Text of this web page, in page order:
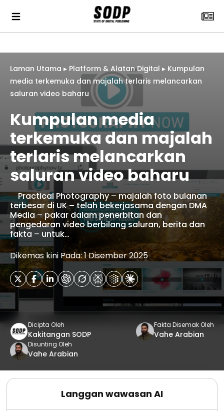
Laman Utama ▸ Platform & Alatan Digital ▸ Kumpulan
media terkemuka dan majalah terlaris melancarkan
saluran video baharu
Kumpulan media
terkemuka dan majalah
terlaris melancarkan
saluran video baharu
Practical Photography – majalah foto bulanan
terbesar di UK – telah bekerjasama dengan DMA
Media – pakar dalam penerbitan dan
pengedaran video berbilang saluran, berita dan
fakta – untuk…
Dikemas kini Pada: 1 Disember 2025
Dicipta Oleh
Kakitangan SODP
Fakta Disemak Oleh
Vahe Arabian
Disunting Oleh
Vahe Arabian
Langgan wawasan AI